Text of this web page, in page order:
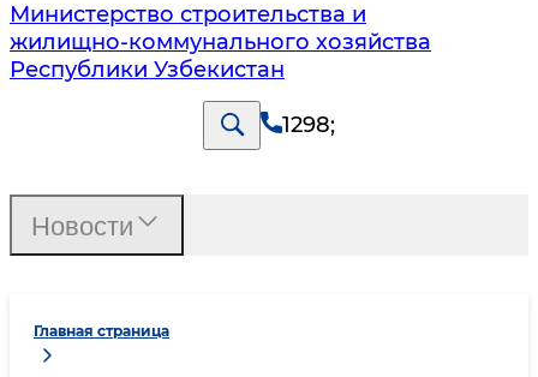
Министерство строительства и
жилищно-коммунального хозяйства
Республики Узбекистан
1298;
Главная страница
Новости